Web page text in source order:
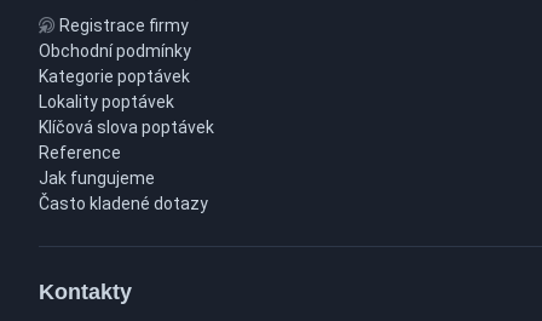
Registrace firmy
Obchodní podmínky
Kategorie poptávek
Lokality poptávek
Klíčová slova poptávek
Reference
Jak fungujeme
Často kladené dotazy
Kontakty